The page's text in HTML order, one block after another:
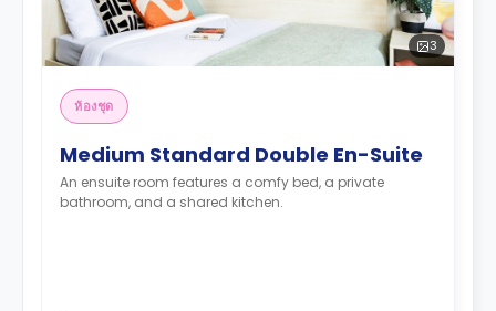
3
ห้องชุด
Medium Standard Double En-Suite
An ensuite room features a comfy bed, a private
bathroom, and a shared kitchen.